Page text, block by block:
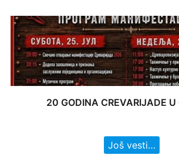
20 GODINA CREVARIJADE U
Još vesti…